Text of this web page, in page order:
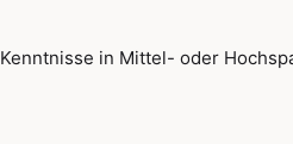
Kenntnisse in Mittel- oder